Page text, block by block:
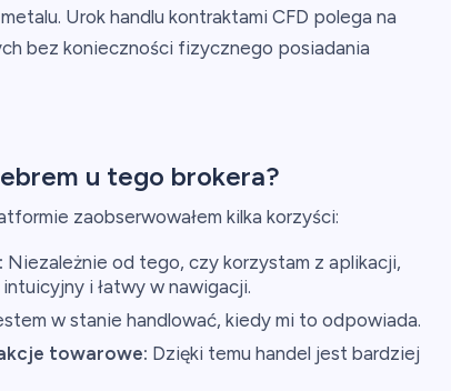
Urok handlu kontraktami CFD polega na
bez konieczności fizycznego posiadania
u tego brokera?
zaobserwowałem kilka korzyści:
Niezależnie od tego, czy korzystam z aplikacji,
i łatwy w nawigacji.
w stanie handlować, kiedy mi to odpowiada.
towarowe: Dzięki temu handel jest bardziej